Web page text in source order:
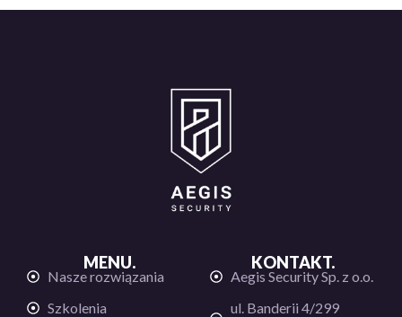
MENU.
Nasze rozwiązania
Szkolenia
KONTAKT.
Aegis Security Sp. z o.o.
ul. Banderii 4/299